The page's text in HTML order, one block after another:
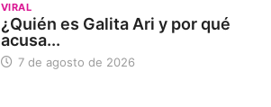
VIRAL
¿Quién es Galita Ari y por qué
acusa...
7 de agosto de 2026